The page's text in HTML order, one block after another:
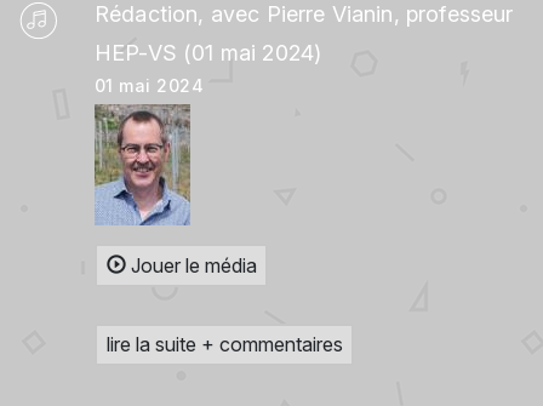
Rédaction, avec Pierre Vianin, professeur
HEP-VS (01 mai 2024)
01 mai 2024
Jouer le média
lire la suite + commentaires